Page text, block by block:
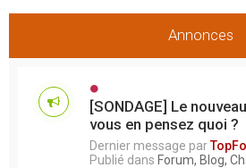
Annonces
[SONDAGE] Le
vous en pensez quoi ?
Dernier message par
Publié dans Forum, Blog,